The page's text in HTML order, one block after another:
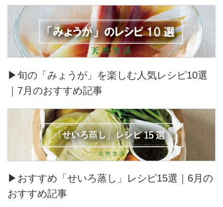
▶旬の「みょうが」を楽しむ人気レシピ10選
｜7月のおすすめ記事
▶おすすめ「せいろ蒸し」レシピ15選｜6月の
おすすめ記事